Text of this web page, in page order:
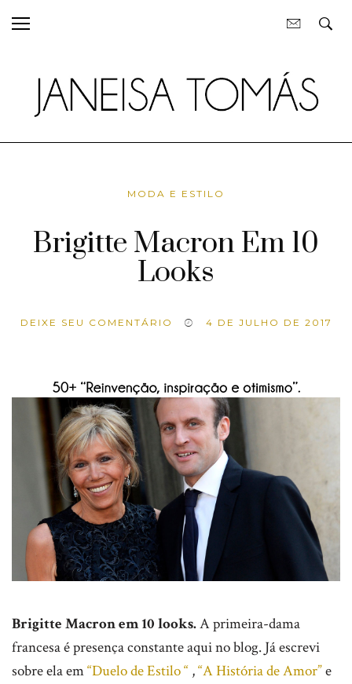
MODA E ESTILO
Brigitte Macron Em 10
Looks
DEIXE SEU COMENTÁRIO 4 DE JULHO DE 2017
Brigitte Macron em 10 looks.A primeira-dama
francesa é presença constante aqui no blog. Já escrevi
sobre ela em“Duelo de Estilo “ ,“A História de Amor”e